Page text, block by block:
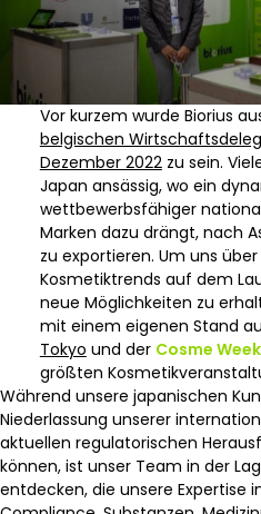
Vor kurzem wurde Biorius
belgischen
Dezember 2022zu sein.
Japan ansässig, wo ein
wettbewerbsfähiger
Marken dazu drängt, nach
zu exportieren. Um uns
Kosmetiktrends auf dem
neue Möglichkeiten zu
mit einem eigenen Stand
Tokyo und der Cosme
größten
Während unsere japanischen
Niederlassung unserer
aktuellen regulatorischen
können, ist unser Team in der
entdecken, die unsere Expertise